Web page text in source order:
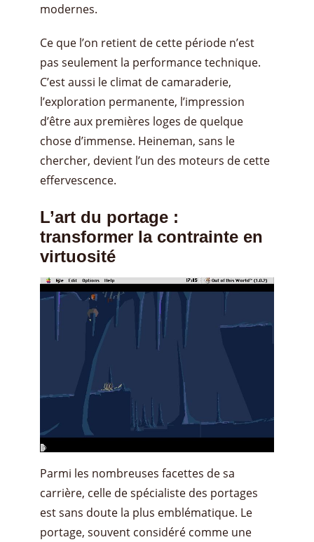
modernes.
Ce que l’on retient de cette période n’est
pas seulement la performance technique.
C’est aussi le climat de camaraderie,
l’exploration permanente, l’impression
d’être aux premières loges de quelque
chose d’immense. Heineman, sans le
chercher, devient l’un des moteurs de cette
effervescence.
L’art du portage :
transformer la contrainte en
virtuosité
Parmi les nombreuses facettes de sa
carrière, celle de spécialiste des portages
est sans doute la plus emblématique. Le
portage, souvent considéré comme une